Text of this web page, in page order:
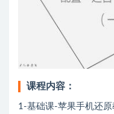
课程内容：
1-基础课-苹果手机还原